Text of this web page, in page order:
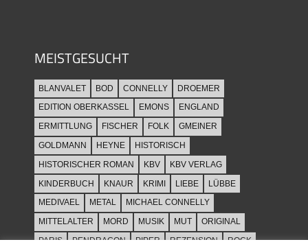
MEISTGESUCHT
BLANVALET BOD CONNELLY
DROEMER
EDITION OBERKASSEL
EMONS
ENGLAND
ERMITTLUNG
FISCHER FOLK
GMEINER
GOLDMANN
HEYNE
HISTORISCH
HISTORISCHER ROMAN
KBV
KBV VERLAG
KINDERBUCH
KNAUR KRIMI LIEBE
LÜBBE
MEDIVAEL
METAL
MICHAEL CONNELLY
MITTELALTER
MORD MUSIK MUT
ORIGINAL